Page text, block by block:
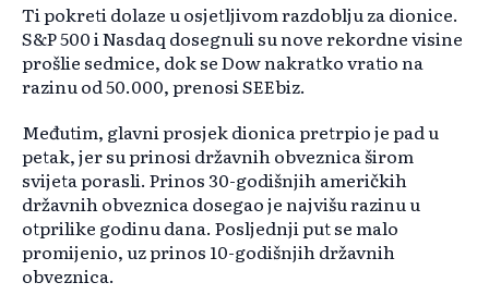
Ti pokreti dolaze u osjetljivom razdoblju za dionice.
S&P 500 i Nasdaq dosegnuli su nove rekordne visine
prošlie sedmice, dok se Dow nakratko vratio na
razinu od 50.000, prenosi SEEbiz.
Međutim, glavni prosjek dionica pretrpio je pad u
petak, jer su prinosi državnih obveznica širom
svijeta porasli. Prinos 30-godišnjih američkih
državnih obveznica dosegao je najvišu razinu u
otprilike godinu dana. Posljednji put se malo
promijenio, uz prinos 10-godišnjih državnih
obveznica.